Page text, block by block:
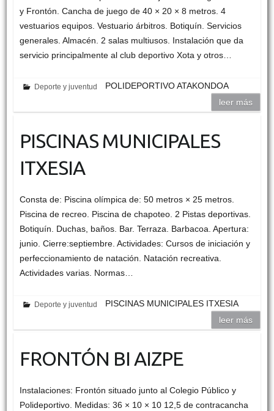
y Frontón. Cancha de juego de 40 × 20 × 8 metros. 4
vestuarios equipos. Vestuario árbitros. Botiquín. Servicios
generales. Almacén. 2 salas multiusos. Instalación que da
servicio principalmente al club deportivo Xota y otros…
Deporte y juventud
POLIDEPORTIVO ATAKONDOA
leer más
PISCINAS MUNICIPALES
ITXESIA
Consta de: Piscina olímpica de: 50 metros × 25 metros.
Piscina de recreo. Piscina de chapoteo. 2 Pistas deportivas.
Botiquín. Duchas, baños. Bar. Terraza. Barbacoa. Apertura:
junio. Cierre:septiembre. Actividades: Cursos de iniciación y
perfeccionamiento de natación. Natación recreativa.
Actividades varias. Normas…
Deporte y juventud
PISCINAS MUNICIPALES ITXESIA
leer más
FRONTÓN BI AIZPE
Instalaciones: Frontón situado junto al Colegio Público y
Polideportivo. Medidas: 36 × 10 × 10 12,5 de contracancha